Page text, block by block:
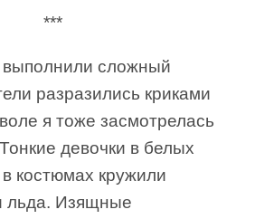
***
сложный
разразились криками
я тоже засмотрелась
девочки в белых
костюмах кружили
льда. Изящные